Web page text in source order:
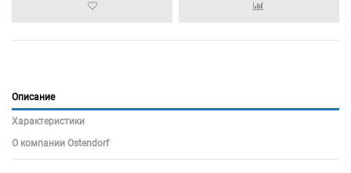
Описание
Характеристики
О компании Ostendorf